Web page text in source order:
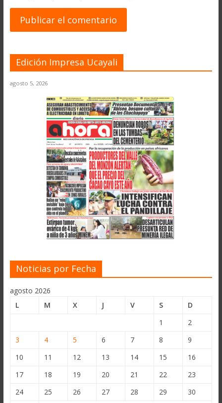
Edición Impresa Ucayali
agosto 5, 2026
Noticias por Fecha
agosto 2026
L
M X J V S
D
1
2
3
4 5 6 7 8
9
10
11 12 13 14 15
16
17
18 19 20 21 22
23
24
25 26 27 28 29
30